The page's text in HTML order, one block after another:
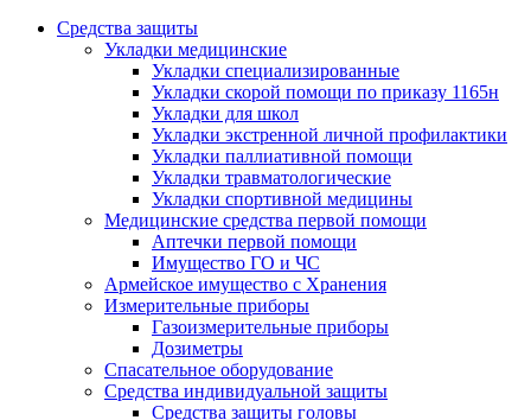
Средства защиты
Укладки медицинские
Укладки специализированные
Укладки скорой помощи по приказу 1165н
Укладки для школ
Укладки экстренной личной профилактики
Укладки паллиативной помощи
Укладки травматологические
Укладки спортивной медицины
Медицинские средства первой помощи
Аптечки первой помощи
Имущество ГО и ЧС
Армейское имущество с Хранения
Измерительные приборы
Газоизмерительные приборы
Дозиметры
Спасательное оборудование
Средства индивидуальной защиты
Средства защиты головы